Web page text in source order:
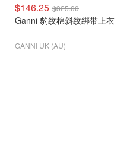
$146.25 $325.00
Ganni 豹纹棉斜纹绑带上衣
GANNI UK (AU)